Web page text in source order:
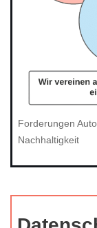
Forderungen
Nachhaltigkeit